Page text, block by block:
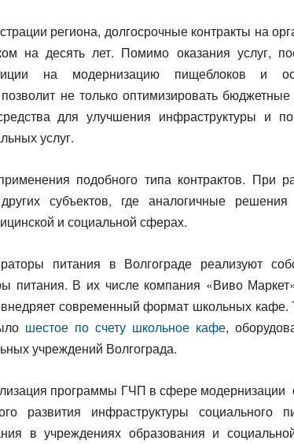
региона, долгосрочные контракты на
на десять лет. Помимо оказания услуг,
на модернизацию пищеблоков и
не только оптимизировать
для улучшения инфраструктуры и
услуг.
подобного типа контрактов. При
субъектов, где аналогичные
и социальной сферах.
питания в Волгограде реализуют
питания. В их числе компания «Виво
современный формат школьных кафе.
шестое по счету школьное кафе,
учреждений Волгограда.
программы ГЧП в сфере модернизации
развития инфраструктуры социального
в учреждениях образования и